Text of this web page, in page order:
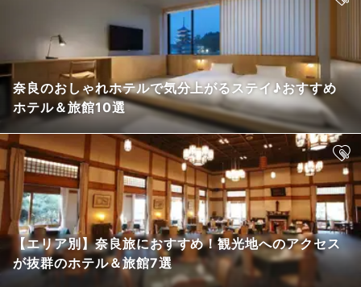
奈良のおしゃれホテルで気分上がるステイ♪おすすめ
ホテル＆旅館10選
【エリア別】奈良旅におすすめ！観光地へのアクセス
が抜群のホテル＆旅館7選